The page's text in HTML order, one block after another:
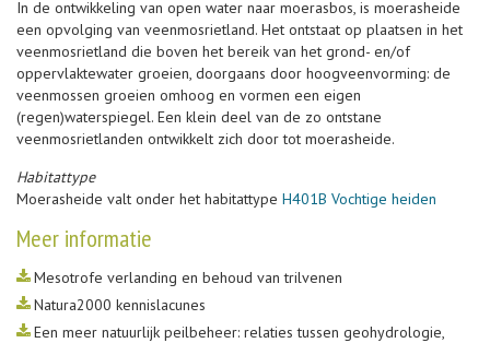
In de ontwikkeling van open water naar moerasbos, is moerasheide
een opvolging van veenmosrietland. Het ontstaat op plaatsen in het
veenmosrietland die boven het bereik van het grond- en/of
oppervlaktewater groeien, doorgaans door hoogveenvorming: de
veenmossen groeien omhoog en vormen een eigen
(regen)waterspiegel. Een klein deel van de zo ontstane
veenmosrietlanden ontwikkelt zich door tot moerasheide.
Habitattype
Moerasheide valt onder het habitattype H401B Vochtige heiden
Meer informatie
Mesotrofe verlanding en behoud van trilvenen
Natura2000 kennislacunes
Een meer natuurlijk peilbeheer: relaties tussen geohydrologie,